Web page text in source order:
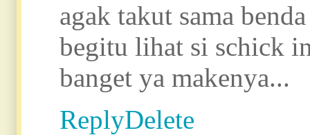
agak takut sama
begitu lihat si schick
banget ya makenya...
ReplyDelete